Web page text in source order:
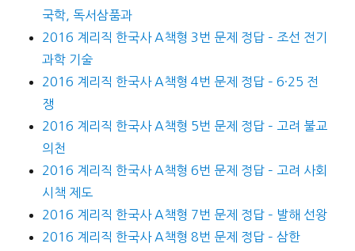
국학, 독서삼품과
2016 계리직 한국사 A책형 3번 문제 정답 – 조선 전기
과학 기술
2016 계리직 한국사 A책형 4번 문제 정답 – 6·25 전
쟁
2016 계리직 한국사 A책형 5번 문제 정답 – 고려 불교
의천
2016 계리직 한국사 A책형 6번 문제 정답 – 고려 사회
시책 제도
2016 계리직 한국사 A책형 7번 문제 정답 – 발해 선왕
2016 계리직 한국사 A책형 8번 문제 정답 – 삼한